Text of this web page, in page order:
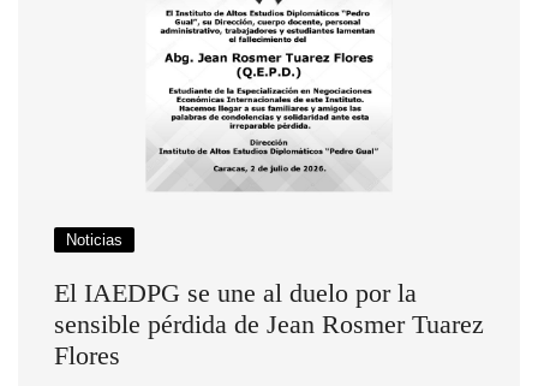
Noticias
El IAEDPG se une al duelo por la
sensible pérdida de Jean Rosmer Tuarez
Flores